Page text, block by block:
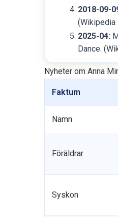
2018-09-
(Wikipedia
2025-04:
Dance.
Nyheter om Anna
Faktum
Namn
Föräldrar
Syskon